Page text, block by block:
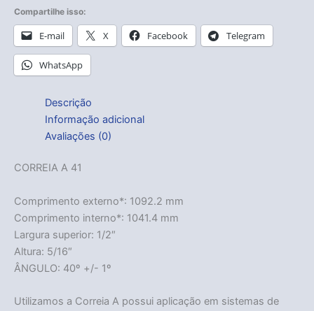
Compartilhe isso:
E-mail X Facebook Telegram
WhatsApp
Descrição
Informação adicional
Avaliações (0)
CORREIA A 41
Comprimento externo*: 1092.2 mm
Comprimento interno*: 1041.4 mm
Largura superior: 1/2″
Altura: 5/16″
ÂNGULO: 40º +/- 1º
Utilizamos a Correia A possui aplicação em sistemas de